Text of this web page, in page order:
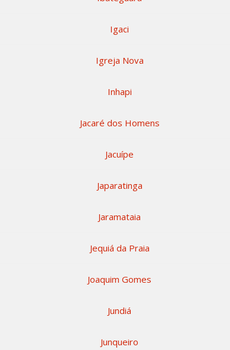
Igaci
Igreja Nova
Inhapi
Jacaré dos Homens
Jacuípe
Japaratinga
Jaramataia
Jequiá da Praia
Joaquim Gomes
Jundiá
Junqueiro